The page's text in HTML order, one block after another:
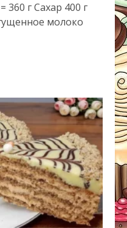
г Сахар 400 г
молоко